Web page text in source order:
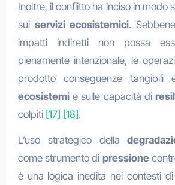
Inoltre, il conflitto ha inciso in modo
sui servizi ecosistemici.
impatti indiretti non possa
pienamente intenzionale, le
prodotto conseguenze tangibili
ecosistemie sulle capacità di
colpiti [17] [18] .
L’uso strategico della
come strumento di pressione
è una logica inedita nei contesti